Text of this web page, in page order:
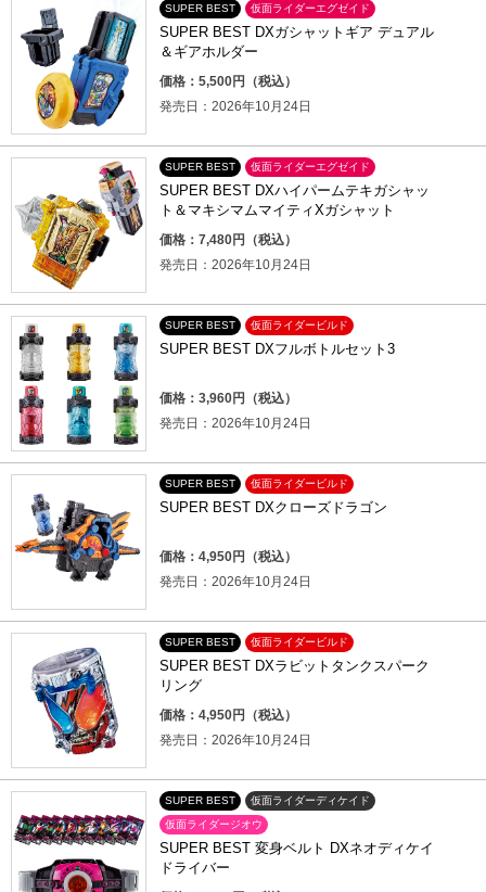
SUPER BEST 仮面ライダーエグゼイド
SUPER BEST DXガシャットギア デュアル
＆ギアホルダー
価格：5,500円（税込）
発売日：2026年10月24日
SUPER BEST 仮面ライダーエグゼイド
SUPER BEST DXハイパームテキガシャッ
ト＆マキシマムマイティXガシャット
価格：7,480円（税込）
発売日：2026年10月24日
SUPER BEST 仮面ライダービルド
SUPER BEST DXフルボトルセット3
価格：3,960円（税込）
発売日：2026年10月24日
SUPER BEST 仮面ライダービルド
SUPER BEST DXクローズドラゴン
価格：4,950円（税込）
発売日：2026年10月24日
SUPER BEST 仮面ライダービルド
SUPER BEST DXラビットタンクスパーク
リング
価格：4,950円（税込）
発売日：2026年10月24日
SUPER BEST
仮面ライダーディケイド
仮面ライダージオウ
SUPER BEST 変身ベルト DXネオディケイ
ドライバー